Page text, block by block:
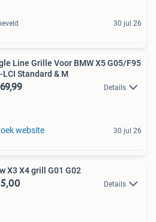
30 jul 26
Line Grille Voor BMW X5 G05/F95
LCI Standard & M
Details
website 30 jul 26
X3 X4 grill G01 G02
Details